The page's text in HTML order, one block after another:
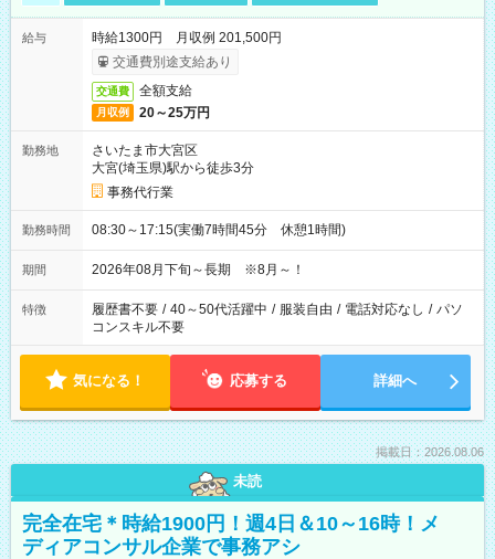
給与
時給1300円 月収例 201,500円
交通費別途支給あり
交通費 全額支給
月収例 20～25万円
勤務地
さいたま市大宮区
大宮(埼玉県)駅から徒歩3分
事務代行業
勤務時間 08:30～17:15(実働7時間45分 休憩1時間)
期間 2026年08月下旬～長期 ※8月～！
特徴 履歴書不要 / 40～50代活躍中 / 服装自由 / 電話対応なし / パソ
コンスキル不要
気になる！ 応募する 詳細へ
掲載日：2026.08.06
未読
完全在宅＊時給1900円！週4日＆10～16時！メ
ディアコンサル企業で事務アシ